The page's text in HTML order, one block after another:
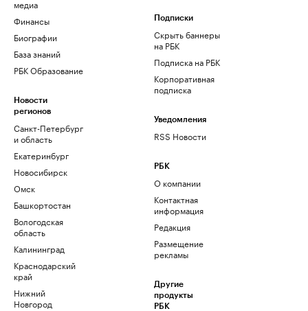
медиа
Финансы
Биографии
База знаний
РБК Образование
Новости
регионов
Санкт-Петербург
и область
Екатеринбург
Новосибирск
Омск
Башкортостан
Вологодская
область
Калининград
Краснодарский
край
Нижний
Новгород
Подписки
Скрыть баннеры
на РБК
Подписка на РБК
Корпоративная
подписка
Уведомления
RSS Новости
РБК
О компании
Контактная
информация
Редакция
Размещение
рекламы
Другие
продукты
РБК